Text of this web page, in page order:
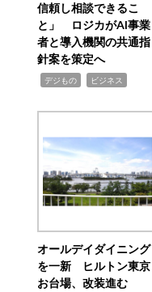
信頼し相談できるこ
と」 ロジカがAI事業
者と導入機関の共通指
針案を策定へ
デジもの ビジネス
オールデイダイニング
を一新 ヒルトン東京
お台場、改装進む